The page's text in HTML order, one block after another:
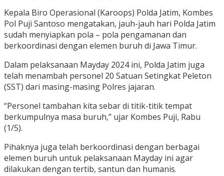
Kepala Biro Operasional (Karoops) Polda Jatim, Kombes
Pol Puji Santoso mengatakan, jauh-jauh hari Polda Jatim
sudah menyiapkan pola – pola pengamanan dan
berkoordinasi dengan elemen buruh di Jawa Timur.
Dalam pelaksanaan Mayday 2024 ini, Polda Jatim juga
telah menambah personel 20 Satuan Setingkat Peleton
(SST) dari masing-masing Polres jajaran.
“Personel tambahan kita sebar di titik-titik tempat
berkumpulnya masa buruh,” ujar Kombes Puji, Rabu
(1/5).
Pihaknya juga telah berkoordinasi dengan berbagai
elemen buruh untuk pelaksanaan Mayday ini agar
dilakukan dengan tertib, santun dan humanis.